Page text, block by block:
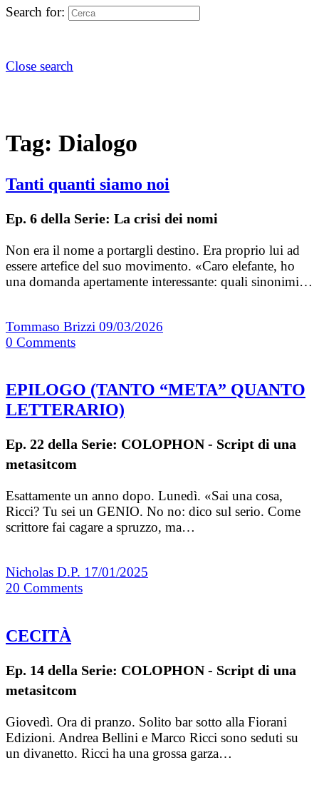
Search for:
Close search
Tag: Dialogo
Tanti quanti siamo noi
Ep. 6 della Serie: La crisi dei nomi
Non era il nome a portargli destino. Era proprio lui ad
essere artefice del suo movimento. «Caro elefante, ho
una domanda apertamente interessante: quali sinonimi…
Tommaso Brizzi 09/03/2026
0 Comments
EPILOGO (TANTO “META” QUANTO
LETTERARIO)
Ep. 22 della Serie: COLOPHON - Script di una
metasitcom
Esattamente un anno dopo. Lunedì. «Sai una cosa,
Ricci? Tu sei un GENIO. No no: dico sul serio. Come
scrittore fai cagare a spruzzo, ma…
Nicholas D.P. 17/01/2025
20 Comments
CECITÀ
Ep. 14 della Serie: COLOPHON - Script di una
metasitcom
Giovedì. Ora di pranzo. Solito bar sotto alla Fiorani
Edizioni. Andrea Bellini e Marco Ricci sono seduti su
un divanetto. Ricci ha una grossa garza…